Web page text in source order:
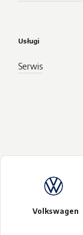
Usługi
Serwis
Volkswagen